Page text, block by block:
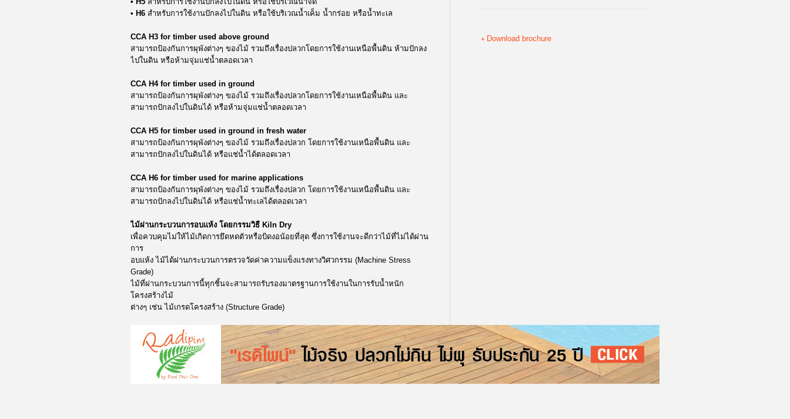
• H6 สำหรับการใช้งานปักลงไปในดิน หรือใช้บริเวณน้ำเค็ม น้ำกร่อย หรือน้ำทะเล
CCA H3 for timber used above ground
สามารถป้องกันการผุพังต่างๆ ของไม้ รวมถึงเรื่องปลวกโดยการใช้งานเหนือพื้นดิน ห้ามปักลง
ไปในดิน หรือห้ามจุ่มแช่น้ำตลอดเวลา
CCA H4 for timber used in ground
สามารถป้องกันการผุพังต่างๆ ของไม้ รวมถึงเรื่องปลวกโดยการใช้งานเหนือพื้นดิน และ
สามารถปักลงไปในดินได้ หรือห้ามจุ่มแช่น้ำตลอดเวลา
CCA H5 for timber used in ground in fresh water
สามารถป้องกันการผุพังต่างๆ ของไม้ รวมถึงเรื่องปลวก โดยการใช้งานเหนือพื้นดิน และ
สามารถปักลงไปในดินได้ หรือแช่น้ำได้ตลอดเวลา
CCA H6 for timber used for marine applications
สามารถป้องกันการผุพังต่างๆ ของไม้ รวมถึงเรื่องปลวก โดยการใช้งานเหนือพื้นดิน และ
สามารถปักลงไปในดินได้ หรือแช่น้ำทะเลได้ตลอดเวลา
ไม้ผ่านกระบวนการอบแห้ง โดยกรรมวิธี Kiln Dry
เพื่อควบคุมไม่ให้ไม้เกิดการยึดหดตัวหรือบิดงอน้อยที่สุด ซึ่งการใช้งานจะดีกว่าไม้ที่ไม่ได้ผ่าน
การ
อบแห้ง ไม้ได้ผ่านกระบวนการตรวจวัดค่าความแข็งแรงทางวิศวกรรม (Machine Stress
Grade)
ไม้ที่ผ่านกระบวนการนี้ทุกชิ้นจะสามารถรับรองมาตรฐานการใช้งานในการรับน้ำหนัก
โครงสร้างไม้
ต่างๆ เช่น ไม้เกรดโครงสร้าง (Structure Grade)
Download brochure